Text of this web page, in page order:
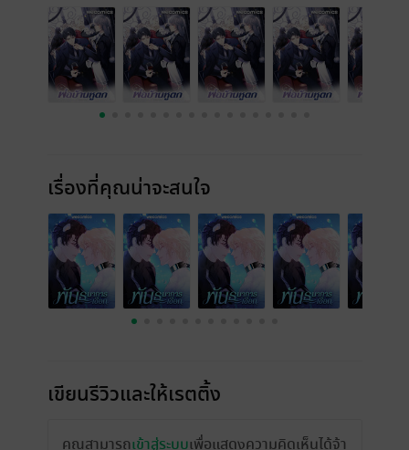
เรื่องที่คุณน่าจะสนใจ
เขียนรีวิวและให้เรตติ้ง
คุณสามารถเข้าสู่ระบบเพื่อแสดงความคิดเห็นได้จ้า